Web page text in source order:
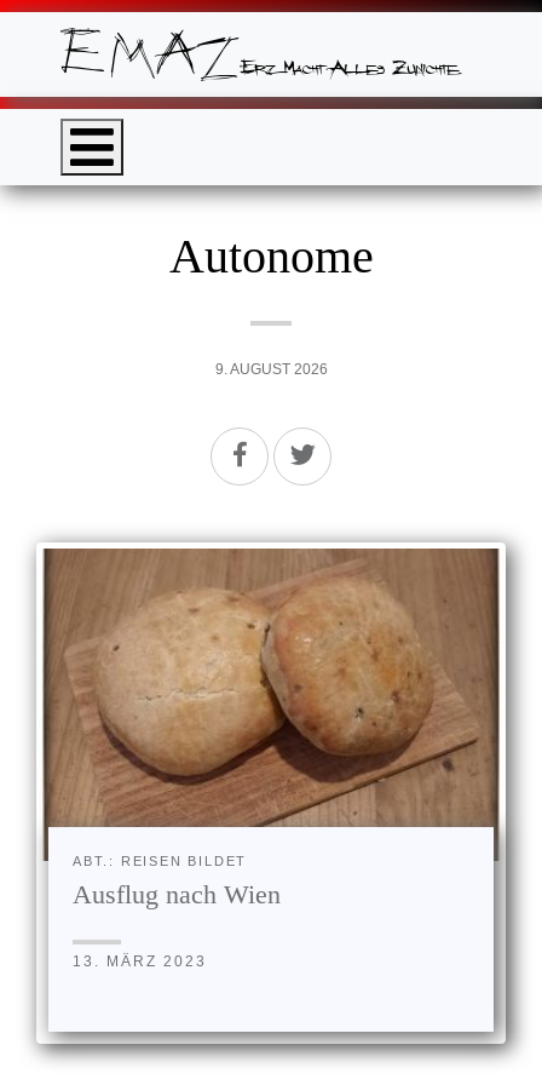
Autonome
9. AUGUST 2026
ABT.: REISEN BILDET
Ausflug nach Wien
13. MÄRZ 2023